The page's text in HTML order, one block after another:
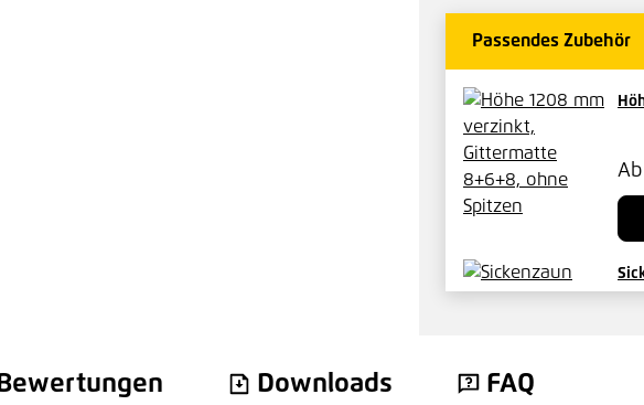
Passendes Zubehör
Ab
Bewertungen Downloads FAQ